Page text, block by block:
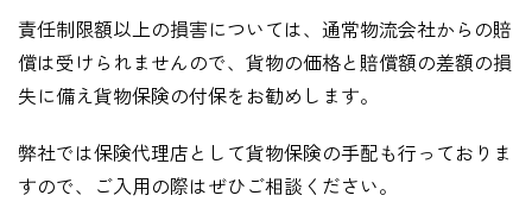
責任制限額以上の損害については、通常物流会社からの賠
償は受けられませんので、貨物の価格と賠償額の差額の損
失に備え貨物保険の付保をお勧めします。
弊社では保険代理店として貨物保険の手配も行っておりま
すので、ご入用の際はぜひご相談ください。